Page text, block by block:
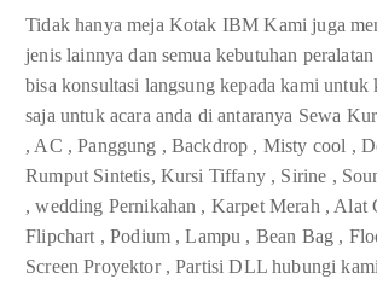
Tidak hanya meja Kotak IBM Kami juga
jenis lainnya dan semua kebutuhan
bisa konsultasi langsung kepada kami untuk
saja untuk acara anda di antaranya Sewa
, AC , Panggung , Backdrop , Misty cool ,
Rumput Sintetis, Kursi Tiffany , Sirine ,
, wedding Pernikahan , Karpet Merah , Alat
Flipchart , Podium , Lampu , Bean Bag ,
Screen Proyektor , Partisi DLL hubungi